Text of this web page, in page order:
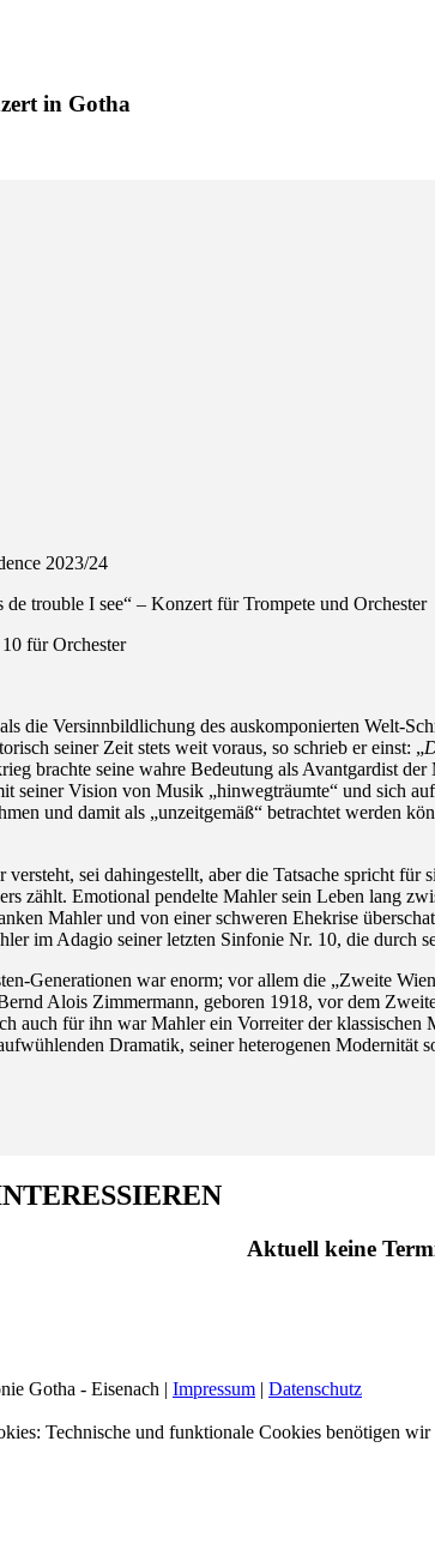
in Gotha
2023/24
trouble I see“ – Konzert für Trompete und Orchester
für Orchester
die Versinnbildlichung des auskomponierten Welt-
seiner Zeit stets weit voraus, so schrieb er einst: „
brachte seine wahre Bedeutung als Avantgardist
seiner Vision von Musik „hinwegträumte“ und sich
und damit als „unzeitgemäß“ betrachtet werden
sei dahingestellt, aber die Tatsache spricht
zählt. Emotional pendelte Mahler sein Leben lang
Mahler und von einer schweren Ehekrise
im Adagio seiner letzten Sinfonie Nr. 10, die durch
Generationen war enorm; vor allem die „Zweite
Alois Zimmermann, geboren 1918, vor dem
auch für ihn war Mahler ein Vorreiter der
Dramatik, seiner heterogenen
Aktuell keine
Gotha - Eisenach | Impressum | Datenschutz
Technische und funktionale Cookies benötigen